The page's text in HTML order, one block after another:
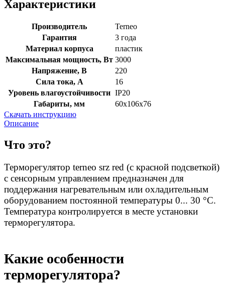
Характеристики
Производитель
Terneo
Гарантия
3 года
Материал корпуса
пластик
Максимальная мощность, Вт 3000
Напряжение, В
220
Сила тока, А
16
Уровень влагоустойчивости IP20
Габариты, мм
60х106х76
Скачать инструкцию
Описание
Что это?
Терморегулятор terneo srz red (с красной подсветкой)
с сенсорным управлением предназначен для
поддержания нагревательным или охладительным
оборудованием постоянной температуры 0... 30 °С.
Температура контролируется в месте установки
терморегулятора.
Какие особенности
терморегулятора?